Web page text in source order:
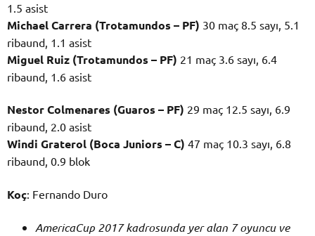
1.5 asist
Michael Carrera (Trotamundos – PF) 30 maç 8.5 sayı, 5.1
ribaund, 1.1 asist
Miguel Ruiz (Trotamundos – PF) 21 maç 3.6 sayı, 6.4
ribaund, 1.6 asist
Nestor Colmenares (Guaros – PF) 29 maç 12.5 sayı, 6.9
ribaund, 2.0 asist
Windi Graterol (Boca Juniors – C) 47 maç 10.3 sayı, 6.8
ribaund, 0.9 blok
Koç: Fernando Duro
AmericaCup 2017 kadrosunda yer alan 7 oyuncu ve